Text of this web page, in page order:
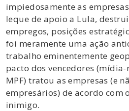
impiedosamente as
leque de apoio a Lula,
empregos, posições
foi meramente uma ação
trabalho eminentemente
pacto dos vencedores
MPF) tratou as empresas (e
empresários) de acordo com
inimigo.